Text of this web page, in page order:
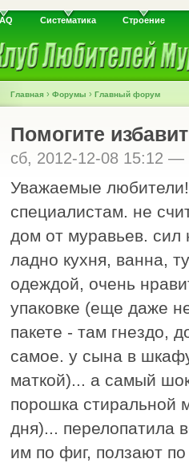
Систематика Строение
Главная › Форумы › Главный форум
Помогите
сб, 2012-12-08 15:12 —
Уважаемые
специалистам. не
дом от муравьев. сил
ладно кухня, ванна,
одеждой, очень
упаковке (еще даже
пакете - там гнездо,
самое. у сына в
маткой)... а самый
порошка стиральной
дня)... перелопатила
им по фиг, ползают